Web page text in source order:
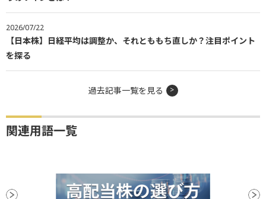
2026/07/22
【日本株】日経平均は調整か、それとももち直しか？注目ポイント
を探る
過去記事一覧を見る
関連用語一覧